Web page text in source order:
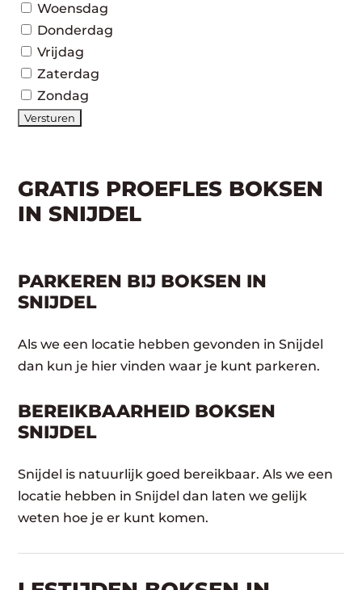
Woensdag
Donderdag
Vrijdag
Zaterdag
Zondag
GRATIS PROEFLES BOKSEN
IN SNIJDEL
PARKEREN BIJ BOKSEN IN
SNIJDEL
Als we een locatie hebben gevonden in Snijdel
dan kun je hier vinden waar je kunt parkeren.
BEREIKBAARHEID BOKSEN
SNIJDEL
Snijdel is natuurlijk goed bereikbaar. Als we een
locatie hebben in Snijdel dan laten we gelijk
weten hoe je er kunt komen.